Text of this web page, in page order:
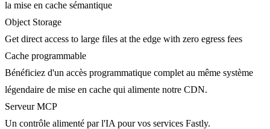
la mise en cache sémantique
Object Storage
Get direct access to large files at the edge with zero egress fees
Cache programmable
Bénéficiez d'un accès programmatique complet au même système
légendaire de mise en cache qui alimente notre CDN.
Serveur MCP
Un contrôle alimenté par l'IA pour vos services Fastly.